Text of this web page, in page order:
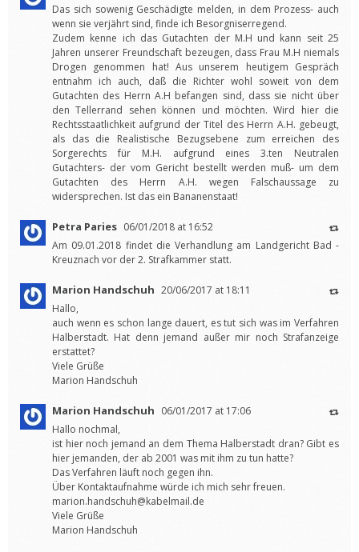
Das sich sowenig Geschädigte melden, in dem Prozess- auch
wenn sie verjährt sind, finde ich Besorgniserregend.
Zudem kenne ich das Gutachten der M.H und kann seit 25
Jahren unserer Freundschaft bezeugen, dass Frau M.H niemals
Drogen genommen hat! Aus unserem heutigem Gespräch
entnahm ich auch, daß die Richter wohl soweit von dem
Gutachten des Herrn A.H befangen sind, dass sie nicht über
den Tellerrand sehen können und möchten. Wird hier die
Rechtsstaatlichkeit aufgrund der Titel des Herrn A.H. gebeugt,
als das die Realistische Bezugsebene zum erreichen des
Sorgerechts für M.H. aufgrund eines 3.ten Neutralen
Gutachters- der vom Gericht bestellt werden muß- um dem
Gutachten des Herrn A.H. wegen Falschaussage zu
widersprechen. Ist das ein Bananenstaat!
Petra Paries 06/01/2018 at 16:52
Am 09.01.2018 findet die Verhandlung am Landgericht Bad -
Kreuznach vor der 2. Strafkammer statt.
Marion Handschuh 20/06/2017 at 18:11
Hallo,
auch wenn es schon lange dauert, es tut sich was im Verfahren
Halberstadt. Hat denn jemand außer mir noch Strafanzeige
erstattet?
Viele Grüße
Marion Handschuh
Marion Handschuh 06/01/2017 at 17:06
Hallo nochmal,
ist hier noch jemand an dem Thema Halberstadt dran? Gibt es
hier jemanden, der ab 2001 was mit ihm zu tun hatte?
Das Verfahren läuft noch gegen ihn.
Über Kontaktaufnahme würde ich mich sehr freuen.
marion.handschuh@kabelmail.de
Viele Grüße
Marion Handschuh